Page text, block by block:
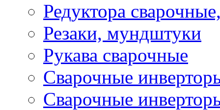
Редуктора
Резаки, мундштуки
Рукава сварочные
Сварочные
Сварочные